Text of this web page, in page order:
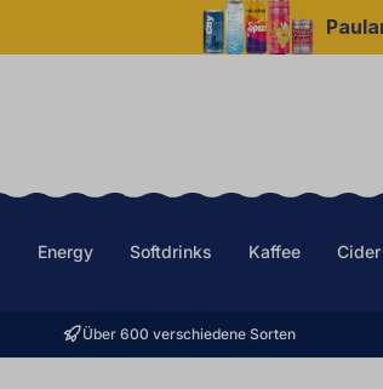
Energy Softdrinks Kaffee Cider
Über 600 verschiedene Sorten